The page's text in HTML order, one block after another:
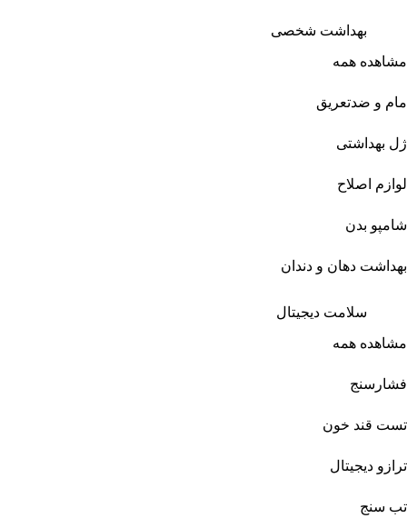
بهداشت شخصی
مشاهده همه
مام و ضدتعریق
ژل بهداشتی
لوازم اصلاح
شامپو بدن
بهداشت دهان و دندان
سلامت دیجیتال
مشاهده همه
فشارسنج
تست قند خون
ترازو دیجیتال
تب سنج